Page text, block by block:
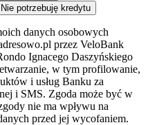
Nie potrzebuję kredytu
danych osobowych
przez VeloBank
Ignacego Daszyńskiego
w tym profilowanie,
i usług Banku za
i SMS. Zgoda może być w
nie ma wpływu na
przed jej wycofaniem.